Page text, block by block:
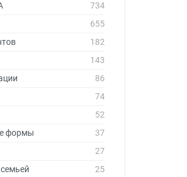
734
655
182
143
86
74
52
формы
37
27
25